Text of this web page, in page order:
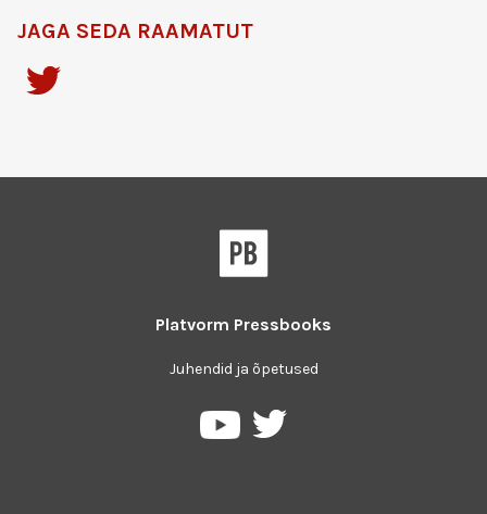
JAGA SEDA RAAMATUT
Platvorm Pressbooks
Juhendid ja õpetused
PressbooksPressbooks